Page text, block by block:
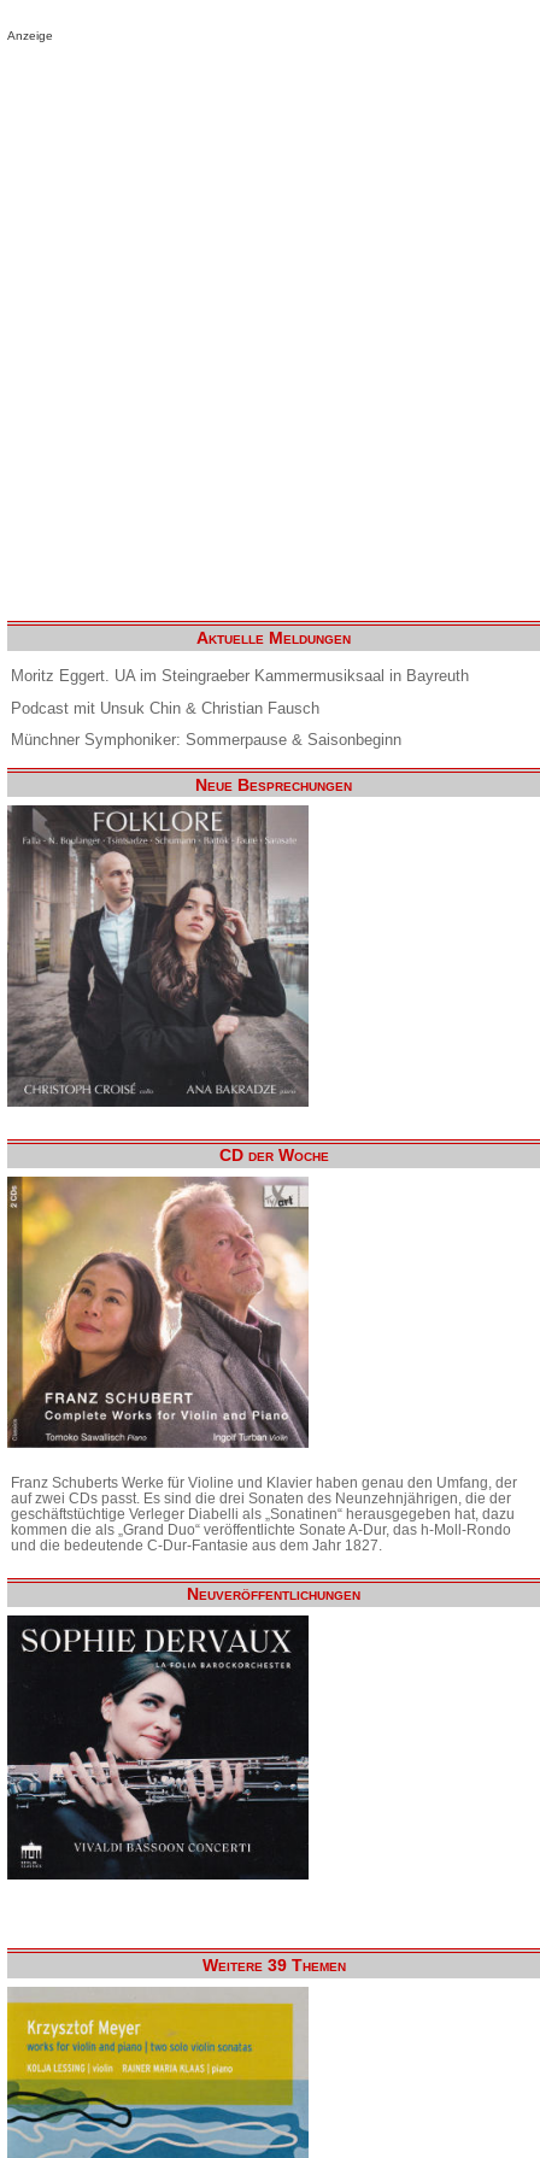
Anzeige
Aktuelle Meldungen
Moritz Eggert. UA im Steingraeber Kammermusiksaal in Bayreuth
Podcast mit Unsuk Chin & Christian Fausch
Münchner Symphoniker: Sommerpause & Saisonbeginn
Neue Besprechungen
CD der Woche
Franz Schuberts Werke für Violine und Klavier haben genau den Umfang, der
auf zwei CDs passt. Es sind die drei Sonaten des Neunzehnjährigen, die der
geschäftstüchtige Verleger Diabelli als „Sonatinen“ herausgegeben hat, dazu
kommen die als „Grand Duo“ veröffentlichte Sonate A-Dur, das h-Moll-Rondo
und die bedeutende C-Dur-Fantasie aus dem Jahr 1827.
Neuveröffentlichungen
Weitere 39 Themen